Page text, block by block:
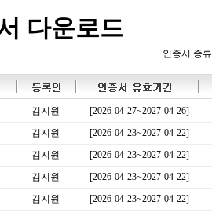
다운로드
인증서 종류
김지원 [2026-04-27~2027-04-26]
김지원 [2026-04-23~2027-04-22]
김지원 [2026-04-23~2027-04-22]
김지원 [2026-04-23~2027-04-22]
김지원 [2026-04-23~2027-04-22]